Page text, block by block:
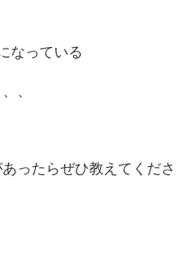
なっている
、
ったらぜひ教えてくださ